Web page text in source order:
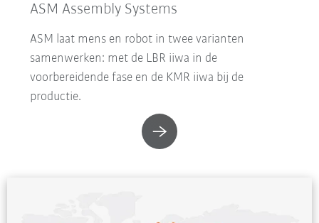
ASM Assembly Systems
ASM laat mens en robot in twee varianten
samenwerken: met de LBR iiwa in de
voorbereidende fase en de KMR iiwa bij de
productie.